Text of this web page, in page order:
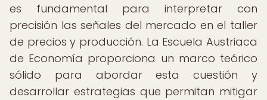
es fundamental para interpretar con
precisión las señales del mercado en el taller
de precios y producción. La Escuela Austriaca
de Economía proporciona un marco teórico
sólido para abordar esta cuestión y
desarrollar estrategias que permitan mitigar